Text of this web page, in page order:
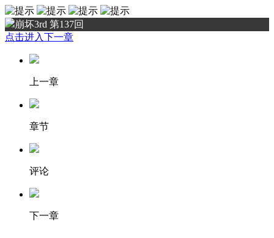
崩坏3rd 第137回
点击进入下一章
上一章
章节
评论
下一章